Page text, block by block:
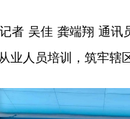
者 吴佳 龚端翔 通讯
业人员培训，筑牢辖